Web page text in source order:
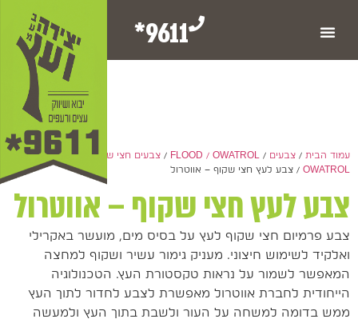
9611*
עמוד הבית / צבעים /
FLOOD / OWATROL
/
צבעים חצי שקופים - FLOOD /
OWATROL / צבע לעץ חצי שקוף – אווטרול
צבע לעץ חצי שקוף – אווטרול
צבע פרמיום חצי שקוף לעץ על בסיס מים, מועשר באקרילי
ואלקיד לשימוש חיצוני. מעניק גימור עשיר ושקוף למחצה
המאפשר לשמור על נראות טקסטורת העץ. הטכנולוגיה
הייחודית לחברת אווטרול מאפשרת לצבע לחדור לתוך העץ
ממש בדומה למשחה על העור ולשבת בתוך העץ ולמעשה